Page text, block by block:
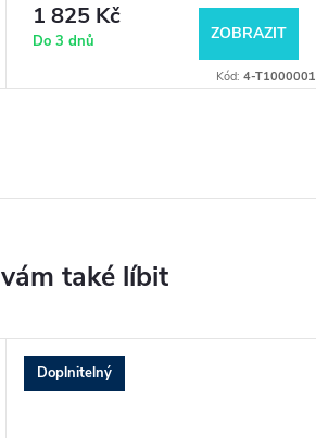
1 825 Kč
Do 3 dnů ZOBRAZIT
Kód: 4-T1000001
Doplnitelný